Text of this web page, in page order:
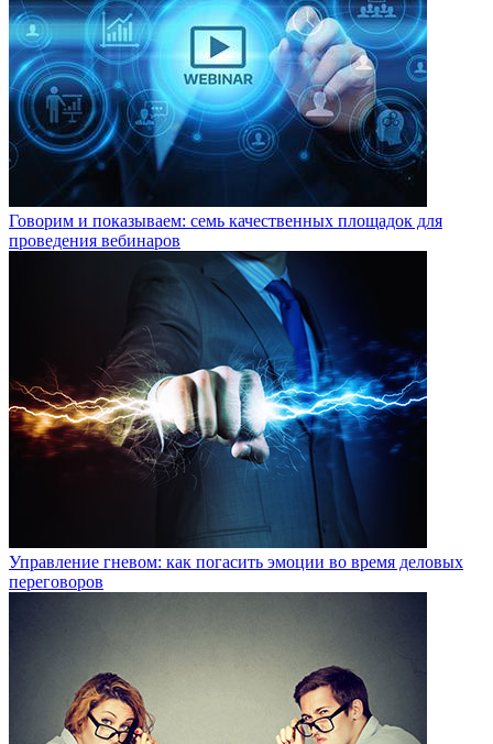
Говорим и показываем: семь качественных площадок для
проведения вебинаров
Управление гневом: как погасить эмоции во время деловых
переговоров